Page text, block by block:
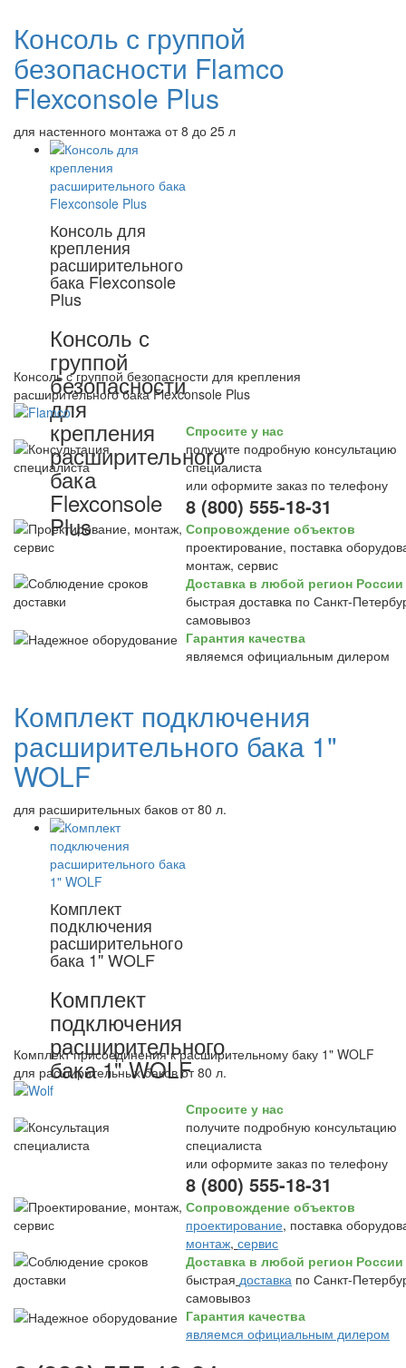
Консоль с группой
безопасности Flamco
Flexconsole Plus
для настенного монтажа от 8 до 25 л
Консоль для
крепления
расширительного
бака Flexconsole
Plus
Консоль с
группой
безопасности
для
крепления
расширительного
бака
Flexconsole
Plus
Консоль с группой безопасности для крепления
расширительного бака Flexconsole Plus
Спросите у нас
получите подробную консультацию
специалиста
или оформите заказ по телефону
8 (800) 555-18-31
Сопровождение объектов
проектирование, поставка
монтаж, сервис
Доставка в любой регион России
быстрая доставка по Санкт-
самовывоз
Гарантия качества
являемся официальным дилером
Комплект подключения
расширительного бака 1"
WOLF
для расширительных баков от 80 л.
Комплект
подключения
расширительного
бака 1" WOLF
Комплект
подключения
расширительного
бака 1" WOLF
Комплект присоединения к расширительному баку 1" WOLF
для расширительных баков от 80 л.
Спросите у нас
получите подробную консультацию
специалиста
или оформите заказ по телефону
8 (800) 555-18-31
Сопровождение объектов
проектирование, поставка
монтаж, сервис
Доставка в любой регион России
быстрая доставка по Санкт-
самовывоз
Гарантия качества
являемся официальным дилером